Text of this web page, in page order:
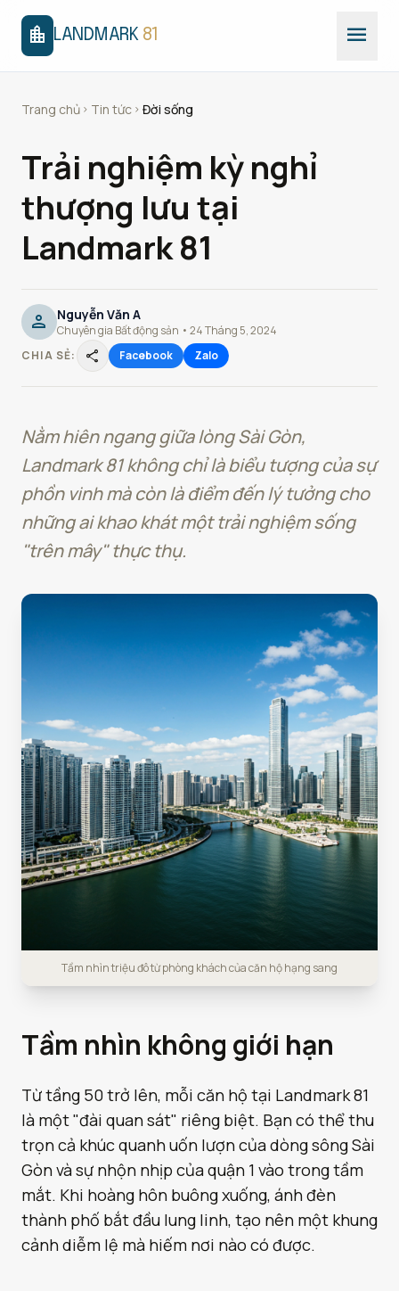
location_city LANDMARK 81 menu
Trang chủ chevron_right Tin tức chevron_right Đời sống
Trải nghiệm kỳ nghỉ
thượng lưu tại
Landmark 81
person Nguyễn Văn A
Chuyên gia Bất động sản • 24 Tháng 5, 2024
CHIA SẺ:
share Facebook Zalo
Nằm hiên ngang giữa lòng Sài Gòn,
Landmark 81 không chỉ là biểu tượng của sự
phồn vinh mà còn là điểm đến lý tưởng cho
những ai khao khát một trải nghiệm sống
"trên mây" thực thụ.
Tầm nhìn triệu đô từ phòng khách của căn hộ hạng sang
Tầm nhìn không giới hạn
Từ tầng 50 trở lên, mỗi căn hộ tại Landmark 81
là một "đài quan sát" riêng biệt. Bạn có thể thu
trọn cả khúc quanh uốn lượn của dòng sông Sài
Gòn và sự nhộn nhịp của quận 1 vào trong tầm
mắt. Khi hoàng hôn buông xuống, ánh đèn
thành phố bắt đầu lung linh, tạo nên một khung
cảnh diễm lệ mà hiếm nơi nào có được.